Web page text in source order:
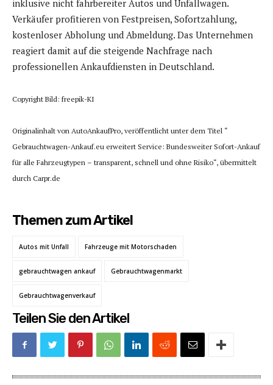
inklusive nicht fahrbereiter Autos und Unfallwagen.
Verkäufer profitieren von Festpreisen, Sofortzahlung,
kostenloser Abholung und Abmeldung. Das Unternehmen
reagiert damit auf die steigende Nachfrage nach
professionellen Ankaufdiensten in Deutschland.
Copyright Bild: freepik-KI
Originalinhalt von AutoAnkaufPro, veröffentlicht unter dem Titel “
Gebrauchtwagen-Ankauf.eu erweitert Service: Bundesweiter Sofort-Ankauf
für alle Fahrzeugtypen – transparent, schnell und ohne Risiko“, übermittelt
durch Carpr.de
Themen zum Artikel
Autos mit Unfall Fahrzeuge mit Motorschaden
gebrauchtwagen ankauf Gebrauchtwagenmarkt
Gebrauchtwagenverkauf
Teilen Sie den Artikel